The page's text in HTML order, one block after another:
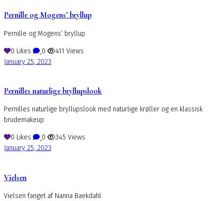
Pernille og Mogens’ bryllup
Pernille og Mogens’ bryllup
0 Likes 0 411 Views
January 25, 2023
Pernilles naturlige bryllupslook
Pernilles naturlige bryllupslook med naturlige krøller og en klassisk
brudemakeup
0 Likes 0 345 Views
January 25, 2023
Vielsen
Vielsen fanget af Nanna Baekdahl